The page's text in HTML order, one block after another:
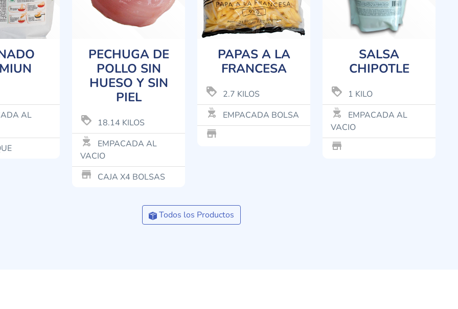
AL
PECHUGA DE
POLLO SIN
HUESO Y SIN
PIEL
loyalty 18.14 KILOS
outdoor_grill
EMPACADA AL
VACIO
store_mall_directory CAJA X4 BOLSAS
PAPAS A LA
FRANCESA
loyalty 2.7 KILOS
outdoor_grill EMPACADA BOLSA
store_mall_directory
SALSA
CHIPOTLE
loyalty 1 KILO
outdoor_grill
EMPACADA AL
VACIO
store_mall_directory
Todos los Productos